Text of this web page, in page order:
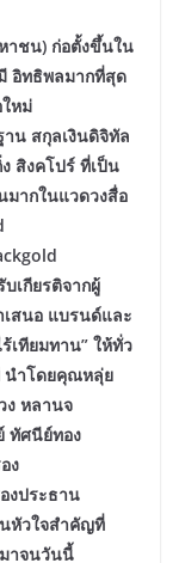
าชน) ก่อตั้งขึ้นใน
อิทธิพลมากที่สุด
หม่
าน สกุลเงินดิจิทัล
สิงคโปร์ ที่เป็น
ากในแวดวงสื่อ
เกียรติจากผู้
เสนอ แบรนด์และ
เทียมทาน” ให้ทั่ว
นำโดยคุณหลุ่ย
ง หลานจ
ทัศนีย์ทอง
ง
งประธาน
หัวใจสำคัญที่
าจนวันนี้